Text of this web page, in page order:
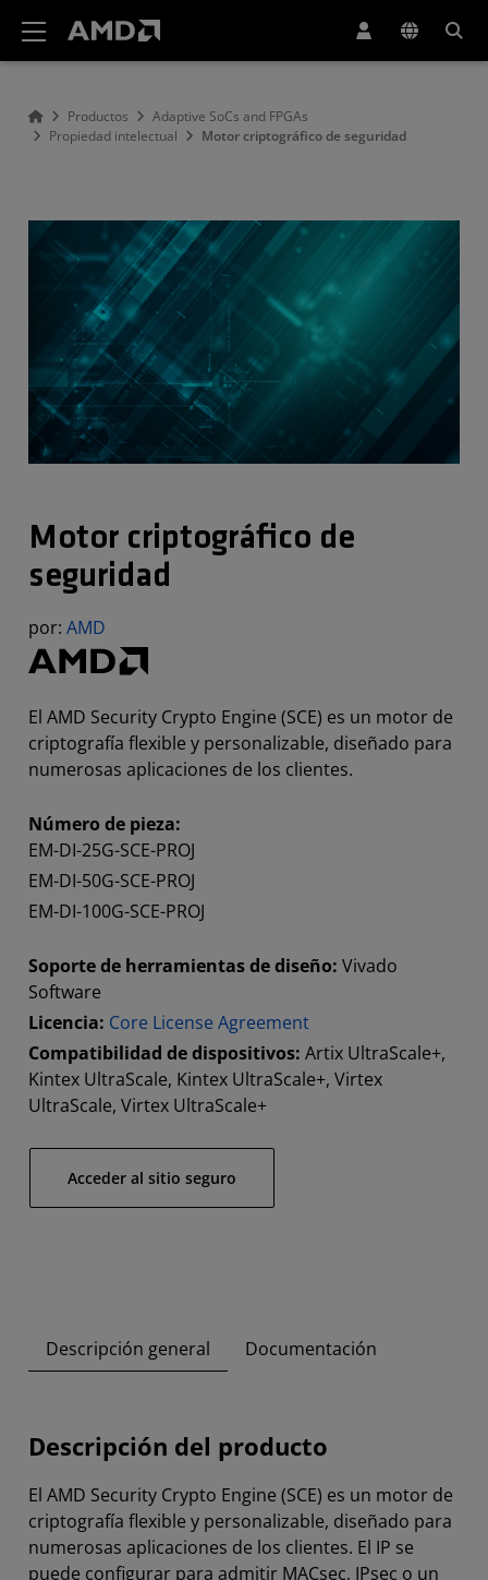
Productos
Adaptive SoCs and FPGAs
Propiedad intelectual
Motor criptográfico de seguridad
Motor criptográfico de
seguridad
por: AMD
El AMD Security Crypto Engine (SCE) es un motor de
criptografía flexible y personalizable, diseñado para
numerosas aplicaciones de los clientes.
Número de pieza:
EM-DI-25G-SCE-PROJ
EM-DI-50G-SCE-PROJ
EM-DI-100G-SCE-PROJ
Soporte de herramientas de diseño: Vivado
Software
Licencia: Core License Agreement
Compatibilidad de dispositivos: Artix UltraScale+,
Kintex UltraScale, Kintex UltraScale+, Virtex
UltraScale, Virtex UltraScale+
Acceder al sitio seguro
Descripción general Documentación
Descripción del producto
El AMD Security Crypto Engine (SCE) es un motor de
criptografía flexible y personalizable, diseñado para
numerosas aplicaciones de los clientes. El IP se
puede configurar para admitir MACsec, IPsec o un